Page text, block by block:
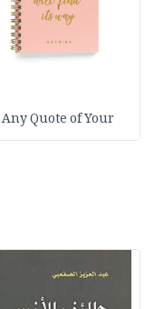
Any Quote of Your